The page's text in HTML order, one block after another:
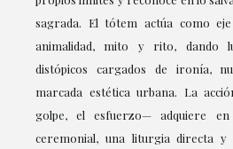
sagrada. El tótem actúa como
animalidad, mito y rito, dando
distópicos cargados de ironía,
marcada estética urbana. La
golpe, el esfuerzo— adquiere
ceremonial, una liturgia directa y